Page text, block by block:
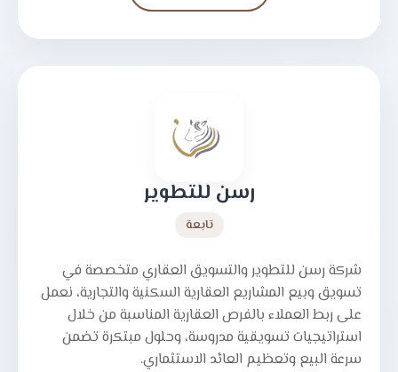
رسن للتطوير
تابعة
شركة رسن للتطوير والتسويق العقاري متخصصة في
تسويق وبيع المشاريع العقارية السكنية والتجارية، نعمل
على ربط العملاء بالفرص العقارية المناسبة من خلال
استراتيجيات تسويقية مدروسة، وحلول مبتكرة تضمن
سرعة البيع وتعظيم العائد الاستثماري.